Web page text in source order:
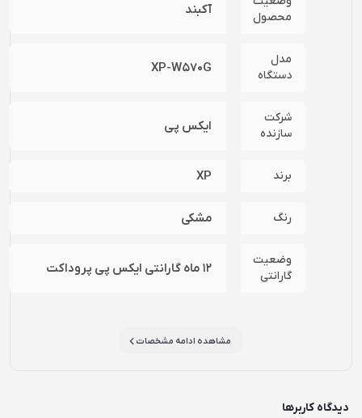
محصول
آکبند
مدل
دستگاه
XP-W570G
شرکت
سازنده
ایکس پی
برند XP
رنگ مشکی
وضعیت
گارانتی
12 ماه گارانتی ایکس پی پروداکت
مشاهده ادامه مشخصات
دیدگاه کاربرها